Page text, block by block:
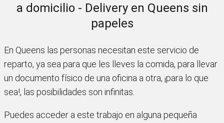
a domicilio - Delivery en Queens sin
papeles
En Queens las personas necesitan este servicio de
reparto, ya sea para que les lleves la comida, para llevar
un documento físico de una oficina a otra, ¡para lo que
sea!, las posibilidades son infinitas.
Puedes acceder a este trabajo en alguna pequeña